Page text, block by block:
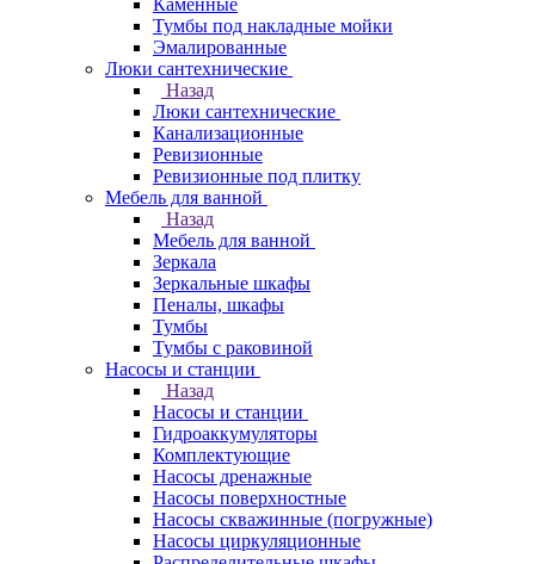
Каменные
Тумбы под накладные мойки
Эмалированные
Люки сантехнические
Назад
Люки сантехнические
Канализационные
Ревизионные
Ревизионные под плитку
Мебель для ванной
Назад
Мебель для ванной
Зеркала
Зеркальные шкафы
Пеналы, шкафы
Тумбы
Тумбы с раковиной
Насосы и станции
Назад
Насосы и станции
Гидроаккумуляторы
Комплектующие
Насосы дренажные
Насосы поверхностные
Насосы скважинные (погружные)
Насосы циркуляционные